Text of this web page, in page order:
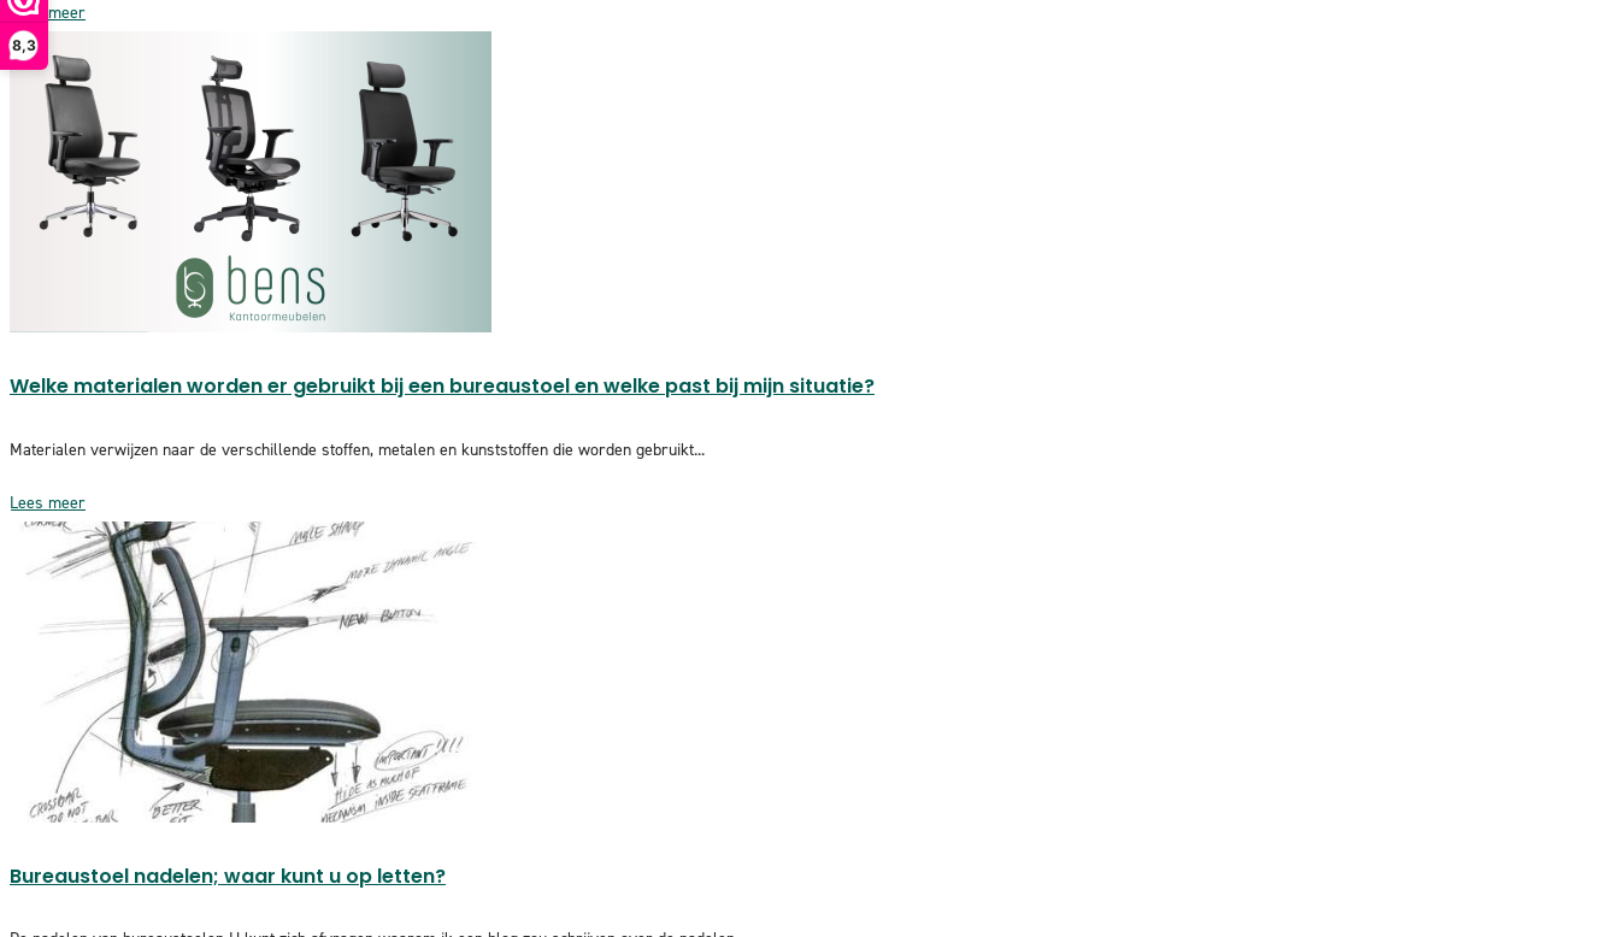
8,3
Lees meer
Welke materialen worden er gebruikt bij een bureaustoel en welke past bij mijn situatie?
Materialen verwijzen naar de verschillende stoffen, metalen en kunststoffen die worden gebruikt...
Lees meer
Bureaustoel nadelen; waar kunt u op letten?